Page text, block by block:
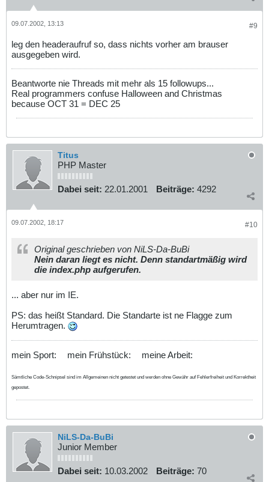
#9
09.07.2002, 13:13
leg den headeraufruf so, dass nichts vorher am brauser
ausgegeben wird.
Beantworte nie Threads mit mehr als 15 followups...
Real programmers confuse Halloween and Christmas
because OCT 31 = DEC 25
Titus
PHP Master
Dabei seit: 22.01.2001 Beiträge: 4292
#10
09.07.2002, 18:17
Original geschrieben von NiLS-Da-BuBi
Nein daran liegt es nicht. Denn standartmäßig wird
die index.php aufgerufen.
... aber nur im IE.
PS: das heißt Standard. Die Standarte ist ne Flagge zum
Herumtragen.
mein Sport: mein Frühstück: meine Arbeit:
Sämtliche Code-Schnipsel sind im Allgemeinen nicht getestet und werden ohne Gewähr auf Fehlerfreiheit und Korrektheit
gepostet.
NiLS-Da-BuBi
Junior Member
Dabei seit: 10.03.2002 Beiträge: 70